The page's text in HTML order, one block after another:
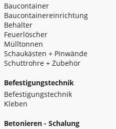
Baucontainer
Baucontainereinrichtung
Behälter
Feuerlöscher
Mülltonnen
Schaukästen + Pinwände
Schuttrohre + Zubehör
Befestigungstechnik
Befestigungstechnik
Kleben
Betonieren - Schalung